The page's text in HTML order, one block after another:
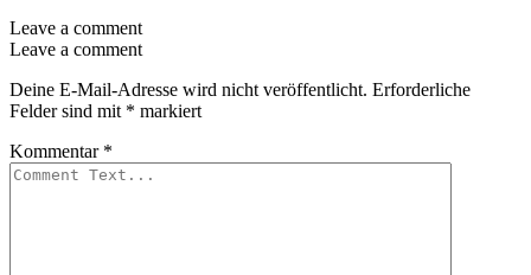
Leave a comment
Leave a comment
Deine E-Mail-Adresse wird nicht veröffentlicht. Erforderliche
Felder sind mit * markiert
Kommentar *